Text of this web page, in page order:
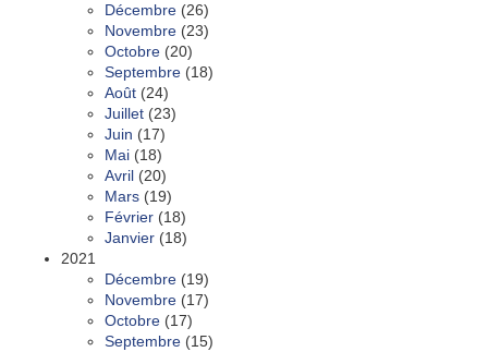
Décembre (26)
Novembre (23)
Octobre (20)
Septembre (18)
Août (24)
Juillet (23)
Juin (17)
Mai (18)
Avril (20)
Mars (19)
Février (18)
Janvier (18)
2021
Décembre (19)
Novembre (17)
Octobre (17)
Septembre (15)